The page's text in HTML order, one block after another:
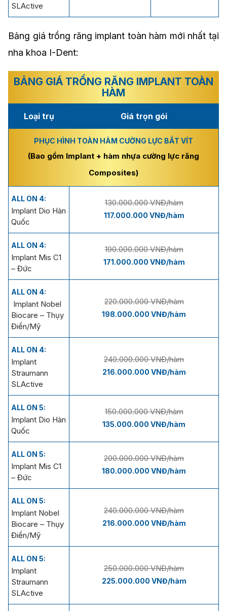
SLActive
Bảng giá trồng răng implant toàn hàm mới nhất tại
nha khoa I-Dent:
BẢNG GIÁ TRỒNG RĂNG IMPLANT TOÀN
HÀM
Loại trụ Giá trọn gói
PHỤC HÌNH TOÀN HÀM CƯỜNG LỰC BẮT VÍT
(Bao gồm Implant + hàm nhựa cường lực răng
Composites)
ALL ON 4:
Implant Dio Hàn
Quốc
130.000.000 VNĐ/hàm
117.000.000 VNĐ/hàm
ALL ON 4:
Implant Mis C1
– Đức
190.000.000 VNĐ/hàm
171.000.000 VNĐ/hàm
ALL ON 4:
Implant Nobel
Biocare – Thụy
Điển/Mỹ
220.000.000 VNĐ/hàm
198.000.000 VNĐ/hàm
ALL ON 4:
Implant
Straumann
SLActive
240.000.000 VNĐ/hàm
216.000.000 VNĐ/hàm
ALL ON 5:
Implant Dio Hàn
Quốc
150.000.000 VNĐ/hàm
135.000.000 VNĐ/hàm
ALL ON 5:
Implant Mis C1
– Đức
200.000.000 VNĐ/hàm
180.000.000 VNĐ/hàm
ALL ON 5:
Implant Nobel
Biocare – Thụy
Điển/Mỹ
240.000.000 VNĐ/hàm
216.000.000 VNĐ/hàm
ALL ON 5:
Implant
Straumann
SLActive
250.000.000 VNĐ/hàm
225.000.000 VNĐ/hàm